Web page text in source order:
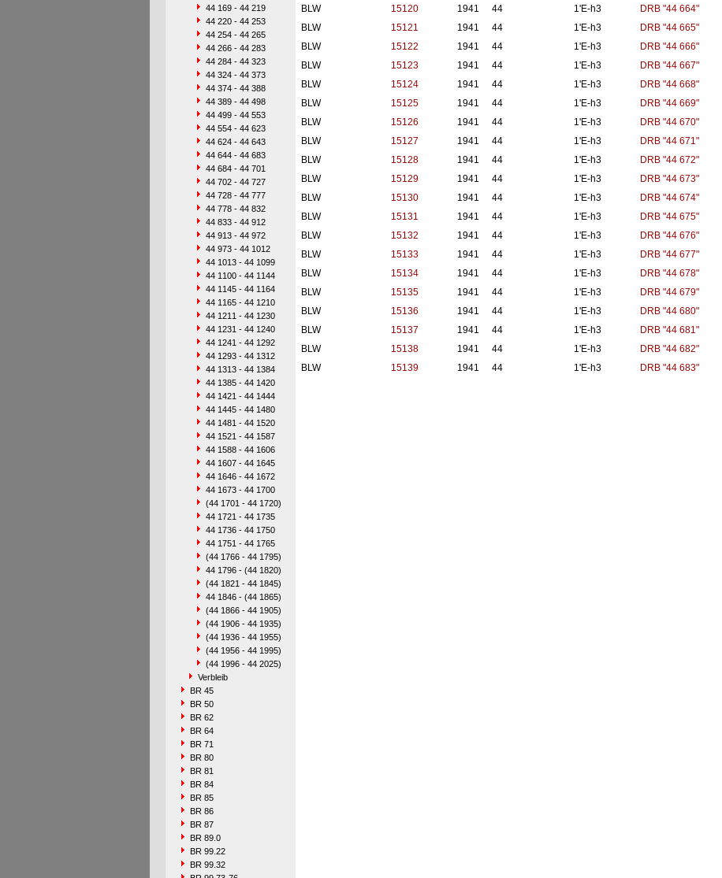
44 169 - 44 219
44 220 - 44 253
44 254 - 44 265
44 266 - 44 283
44 284 - 44 323
44 324 - 44 373
44 374 - 44 388
44 389 - 44 498
44 499 - 44 553
44 554 - 44 623
44 624 - 44 643
44 644 - 44 683
44 684 - 44 701
44 702 - 44 727
44 728 - 44 777
44 778 - 44 832
44 833 - 44 912
44 913 - 44 972
44 973 - 44 1012
44 1013 - 44 1099
44 1100 - 44 1144
44 1145 - 44 1164
44 1165 - 44 1210
44 1211 - 44 1230
44 1231 - 44 1240
44 1241 - 44 1292
44 1293 - 44 1312
44 1313 - 44 1384
44 1385 - 44 1420
44 1421 - 44 1444
44 1445 - 44 1480
44 1481 - 44 1520
44 1521 - 44 1587
44 1588 - 44 1606
44 1607 - 44 1645
44 1646 - 44 1672
44 1673 - 44 1700
(44 1701 - 44 1720)
44 1721 - 44 1735
44 1736 - 44 1750
44 1751 - 44 1765
(44 1766 - 44 1795)
44 1796 - (44 1820)
(44 1821 - 44 1845)
44 1846 - (44 1865)
(44 1866 - 44 1905)
(44 1906 - 44 1935)
(44 1936 - 44 1955)
(44 1956 - 44 1995)
(44 1996 - 44 2025)
Verbleib
BR 45
BR 50
BR 62
BR 64
BR 71
BR 80
BR 81
BR 84
BR 85
BR 86
BR 87
BR 89.0
BR 99.22
BR 99.32
BLW
15120 1941 44 1'E-h3
DRB "44 664"
BLW
15121 1941 44 1'E-h3
DRB "44 665"
BLW
15122 1941 44 1'E-h3
DRB "44 666"
BLW
15123 1941 44 1'E-h3
DRB "44 667"
BLW
15124 1941 44 1'E-h3
DRB "44 668"
BLW
15125 1941 44 1'E-h3
DRB "44 669"
BLW
15126 1941 44 1'E-h3
DRB "44 670"
BLW
15127 1941 44 1'E-h3
DRB "44 671"
BLW
15128 1941 44 1'E-h3
DRB "44 672"
BLW
15129 1941 44 1'E-h3
DRB "44 673"
BLW
15130 1941 44 1'E-h3
DRB "44 674"
BLW
15131 1941 44 1'E-h3
DRB "44 675"
BLW
15132 1941 44 1'E-h3
DRB "44 676"
BLW
15133 1941 44 1'E-h3
DRB "44 677"
BLW
15134 1941 44 1'E-h3
DRB "44 678"
BLW
15135 1941 44 1'E-h3
DRB "44 679"
BLW
15136 1941 44 1'E-h3
DRB "44 680"
BLW
15137 1941 44 1'E-h3
DRB "44 681"
BLW
15138 1941 44 1'E-h3
DRB "44 682"
BLW
15139 1941 44 1'E-h3 DRB "44 683"